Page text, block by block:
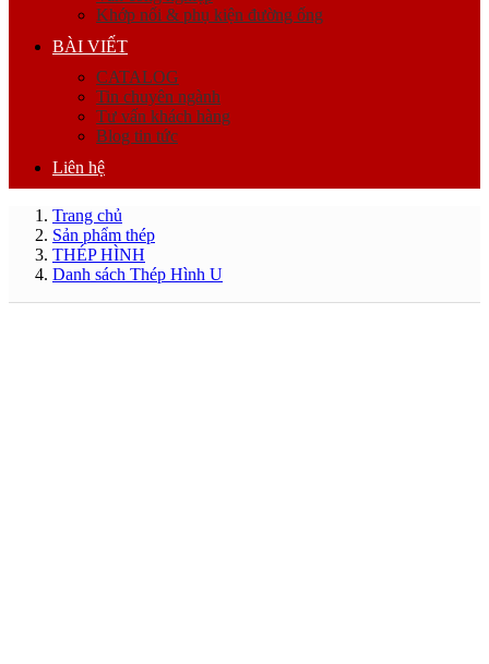
Khớp nối & phụ kiện đường ống
BÀI VIẾT
CATALOG
Tin chuyên ngành
Tư vấn khách hàng
Blog tin tức
Liên hệ
Trang chủ
Sản phẩm thép
THÉP HÌNH
Danh sách Thép Hình U